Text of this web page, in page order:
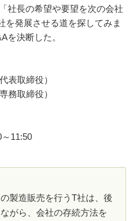
社長の希望や要望を次の会社
を発展させる道を探してみま
を決断した。
表取締役）
務取締役）
11:50
製造販売を行うT社は、後
がら、会社の存続方法を